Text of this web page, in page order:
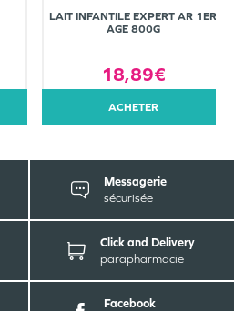
LAIT INFANTILE EXPERT AR 1ER
AGE 800G
18,89€
ACHETER
Messagerie
sécurisée
Click and Delivery
parapharmacie
Facebook